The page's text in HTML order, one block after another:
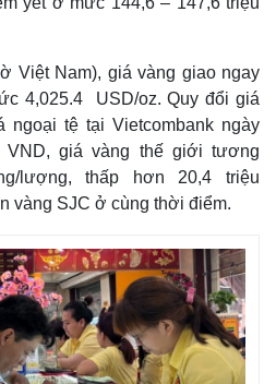
Việt Nam), giá vàng giao ngay
4,025.4 USD/oz. Quy đổi giá
tệ tại Vietcombank ngày
VND, giá vàng thế giới tương
lượng, thấp hơn 20,4 triệu
vàng SJC ở cùng thời điểm.